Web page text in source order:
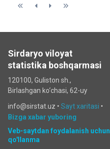
Sirdaryo viloyat
statistika boshqarmasi
120100, Guliston sh.,
Birlashgan ko‘chаsi, 62-uy
info@sirstat.uz • Sayt xaritasi •
Bizga xabar yuboring
Veb-saytdan foydalanish uchun
qo'llanma